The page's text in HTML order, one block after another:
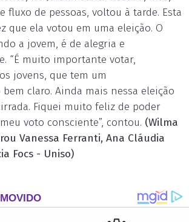
fluxo de pessoas, voltou à tarde. Esta
que ela votou em uma eleição. O
a jovem, é de alegria e
“É muito importante votar,
jovens, que tem um
claro. Ainda mais nessa eleição
Fiquei muito feliz de poder
voto consciente”, contou. (Wilma
Vanessa Ferranti, Ana Cláudia
Focs - Uniso)